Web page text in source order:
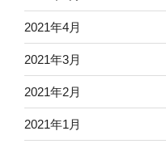
2021年4月
2021年3月
2021年2月
2021年1月